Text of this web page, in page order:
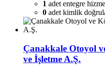
1 adet entegre
0 adet kimlik
Çanakkale Otoyol
ve İşletme A.Ş.